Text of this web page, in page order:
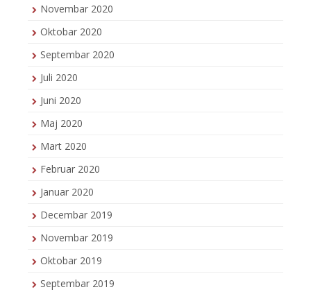
Novembar 2020
Oktobar 2020
Septembar 2020
Juli 2020
Juni 2020
Maj 2020
Mart 2020
Februar 2020
Januar 2020
Decembar 2019
Novembar 2019
Oktobar 2019
Septembar 2019